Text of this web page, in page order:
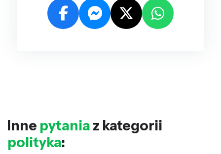
Inne pytania z kategorii
polityka: